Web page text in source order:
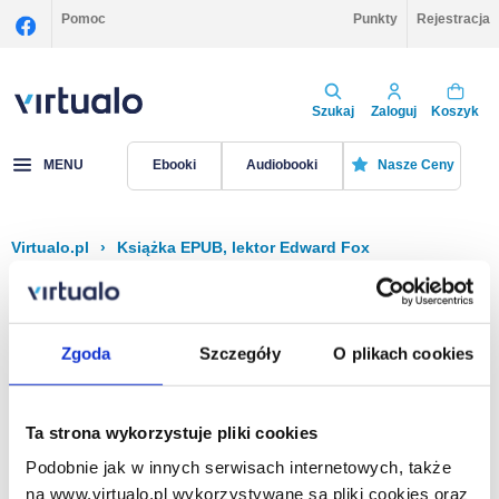
Zgoda Szczegóły O plikach cookies
Ta strona wykorzystuje pliki cookies
Podobnie jak w innych serwisach internetowych, także
na www.virtualo.pl wykorzystywane są pliki cookies oraz
Pomoc Punkty Rejestracja
Szukaj Zaloguj Koszyk
MENU Ebooki Audiobooki Nasze Ceny
Virtualo.pl › Książka EPUB, lektor Edward Fox
Filtruj Sortuj
Na stronie